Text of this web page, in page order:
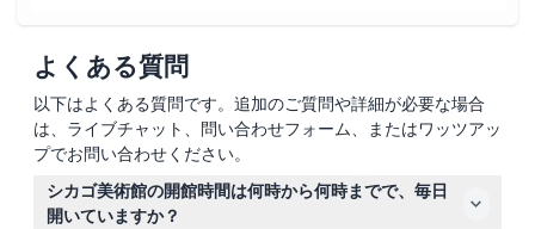
よくある質問
以下はよくある質問です。追加のご質問や詳細が必要な場合
は、ライブチャット、問い合わせフォーム、またはワッツアッ
プでお問い合わせください。
シカゴ美術館の開館時間は何時から何時までで、毎日
開いていますか？